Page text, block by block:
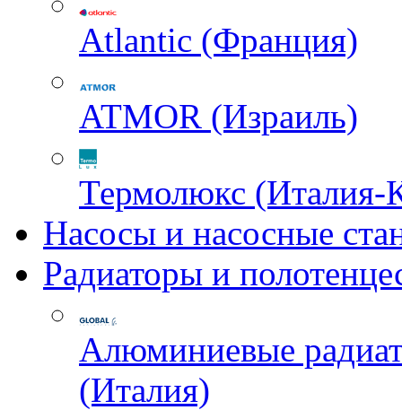
Atlantic (Франция)
ATMOR (Израиль)
Термолюкс (Италия-
Насосы и насосные
Радиаторы и
Алюминиевые
(Италия)